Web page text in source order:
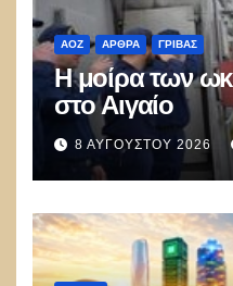
ΑΟΖ ΑΡΘΡΑ ΓΡΊΒΑΣ
Η μοίρα των
στο Αιγαίο
8 ΑΥΓΟΎΣΤΟΥ 2026